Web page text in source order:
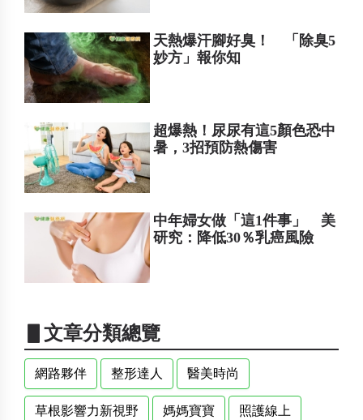
天熱爆汗腳好臭！ 「除臭5
妙方」報你知
超爆熱！尿尿有這5顏色恐中
暑，3招預防熱傷害
中年婦女做「這1件事」 美
研究：降低30％乳癌風險
▋文章分類總覽
網路夥伴 整形達人 醫美時尚
草根影響力新視野 媽媽寶寶 照護線上